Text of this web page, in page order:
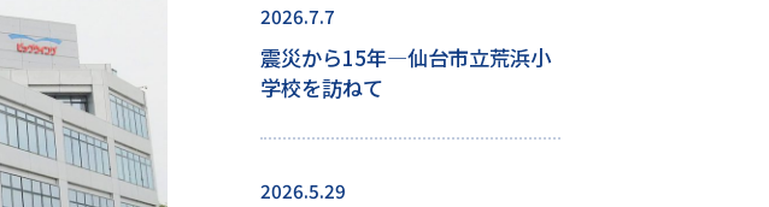
2026.7.7
震災から15年―仙台市立荒浜小
学校を訪ねて
2026.5.29